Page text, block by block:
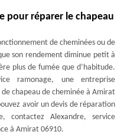
pour réparer le chapeau
de cheminées ou de
son rendement diminue petit à
plus de fumée que d’habitude.
ramonage, une entreprise
chapeau de cheminée à Amirat
avoir un devis de réparation
contactez Alexandre, service
à Amirat 06910.